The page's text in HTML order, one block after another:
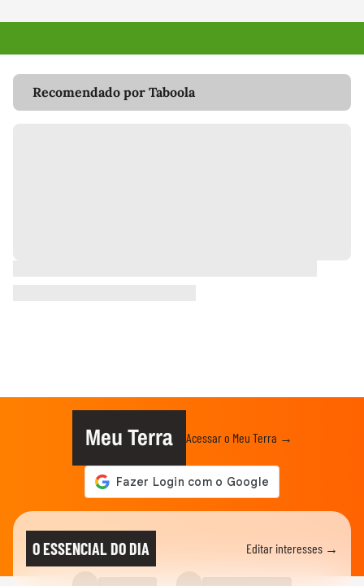
Recomendado por Taboola
Meu Terra Acessar o Meu Terra →
O ESSENCIAL DO DIA Editar interesses →